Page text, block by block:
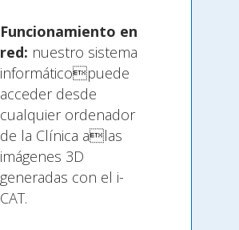
Funcionamiento en
red: nuestro sistema
informáticopuede
acceder desde
cualquier ordenador
de la Clínica alas
imágenes 3D
generadas con el i-
CAT.